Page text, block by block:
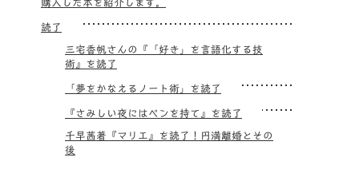
購入した本を紹介します。
読了
三宅香帆さんの『「好き」を言語化する技
術』を読了
「夢をかなえるノート術」を読了
『さみしい夜にはペンを持て』を読了
千早茜著『マリエ』を読了！円満離婚とその
後